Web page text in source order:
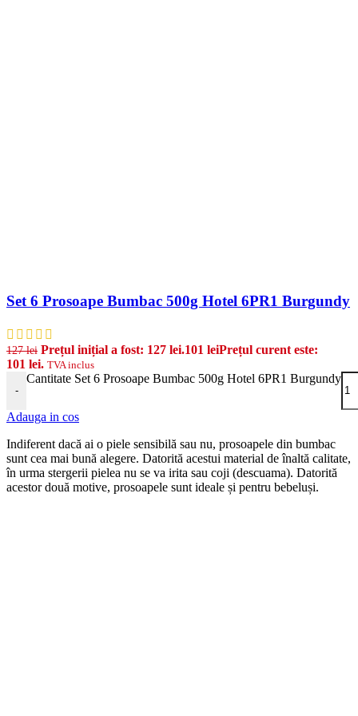
Set 6 Prosoape Bumbac 500g Hotel 6PR1 Burgundy
127lei Prețul inițial a fost: 127 lei.101 leiPrețul curent este:
101 lei. TVA inclus
-
Cantitate Set 6 Prosoape Bumbac 500g Hotel 6PR1 Burgundy
Adauga in cos
Indiferent dacă ai o piele sensibilă sau nu, prosoapele din bumbac
sunt cea mai bună alegere. Datorită acestui material de înaltă calitate,
în urma stergerii pielea nu se va irita sau coji (descuama). Datorită
acestor două motive, prosoapele sunt ideale și pentru bebeluși.